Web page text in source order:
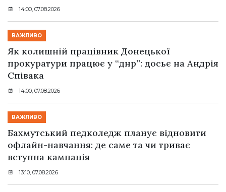
14:00, 07.08.2026
ВАЖЛИВО
Як колишній працівник Донецької
прокуратури працює у “днр”: досьє на Андрія
Співака
14:00, 07.08.2026
ВАЖЛИВО
Бахмутський педколедж планує відновити
офлайн-навчання: де саме та чи триває
вступна кампанія
13:10, 07.08.2026